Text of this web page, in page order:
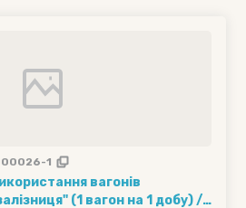
1
вагонів
(1 вагон на 1 добу) ///